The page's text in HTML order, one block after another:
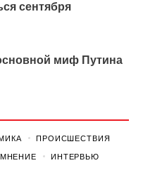
сентября
миф Путина
ПРОИСШЕСТВИЯ
МНЕНИЕ ИНТЕРВЬЮ